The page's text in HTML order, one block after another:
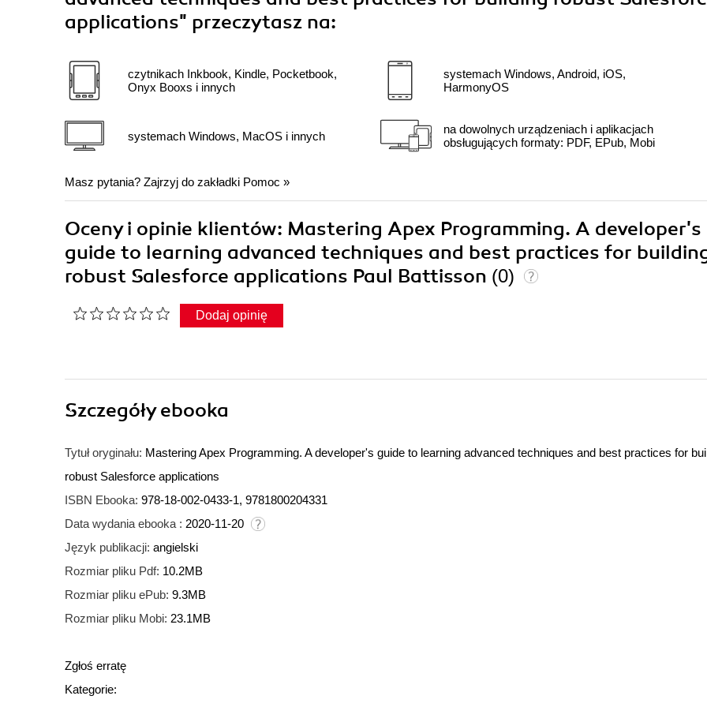
applications" przeczytasz na:
czytnikach Inkbook, Kindle, Pocketbook,
Onyx Booxs i innych
systemach Windows, MacOS i innych
systemach Windows, Android, iOS,
HarmonyOS
na dowolnych urządzeniach i aplikacjach
obsługujących formaty: PDF, EPub, Mobi
Masz pytania? Zajrzyj do zakładki Pomoc »
Oceny i opinie klientów: Mastering Apex Programming. A developer's
guide to learning advanced techniques and best practices for
robust Salesforce applications Paul Battisson (0)
Dodaj opinię
Szczegółyebooka
Tytuł oryginału: Mastering Apex Programming. A developer's guide to learning advanced techniques and best practices for
robust Salesforce applications
ISBN Ebooka: 978-18-002-0433-1, 9781800204331
Data wydania ebooka : 2020-11-20
Język publikacji: angielski
Rozmiar pliku Pdf: 10.2MB
Rozmiar pliku ePub: 9.3MB
Rozmiar pliku Mobi: 23.1MB
Zgłoś erratę
Kategorie: